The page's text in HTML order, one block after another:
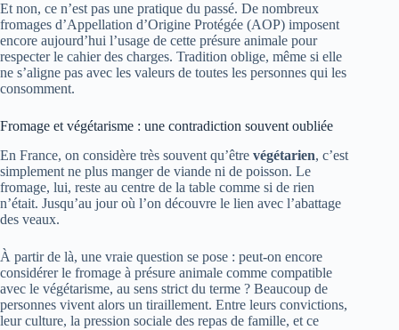
Et non, ce n’est pas une pratique du passé. De nombreux
fromages d’Appellation d’Origine Protégée (AOP) imposent
encore aujourd’hui l’usage de cette présure animale pour
respecter le cahier des charges. Tradition oblige, même si elle
ne s’aligne pas avec les valeurs de toutes les personnes qui les
consomment.
Fromage et végétarisme : une contradiction souvent oubliée
En France, on considère très souvent qu’être végétarien, c’est
simplement ne plus manger de viande ni de poisson. Le
fromage, lui, reste au centre de la table comme si de rien
n’était. Jusqu’au jour où l’on découvre le lien avec l’abattage
des veaux.
À partir de là, une vraie question se pose : peut-on encore
considérer le fromage à présure animale comme compatible
avec le végétarisme, au sens strict du terme ? Beaucoup de
personnes vivent alors un tiraillement. Entre leurs convictions,
leur culture, la pression sociale des repas de famille, et ce